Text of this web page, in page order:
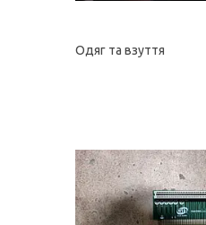
Одяг та взуття